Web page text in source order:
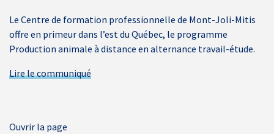
Le Centre de formation professionnelle de Mont-Joli-Mitis
offre en primeur dans l’est du Québec, le programme
Production animale à distance en alternance travail-étude.
Lire le communiqué
Ouvrir la page